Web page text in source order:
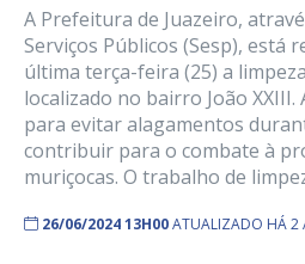
A Prefeitura de Juazeiro,
Serviços Públicos (Sesp), está
última terça-feira (25) a
localizado no bairro João
para evitar alagamentos
contribuir para o combate à
muriçocas. O trabalho de
26/06/2024 13H00ATUALIZADO HÁ 2